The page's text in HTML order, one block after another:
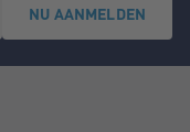
NU AANMELDEN